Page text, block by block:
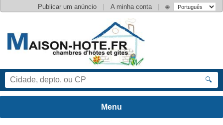
Publicar um anúncio | A minha conta | 🌐
🔍